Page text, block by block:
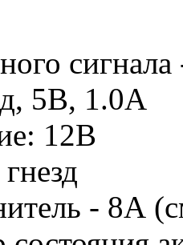
5В, 1.0А
12В
- 8А